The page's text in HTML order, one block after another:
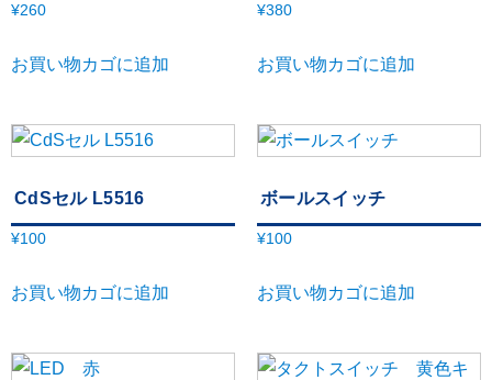
¥260
お買い物カゴに追加
¥380
お買い物カゴに追加
CdSセル L5516
¥100
お買い物カゴに追加
ボールスイッチ
¥100
お買い物カゴに追加